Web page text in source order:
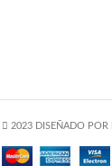
2023 DISEÑADO POR